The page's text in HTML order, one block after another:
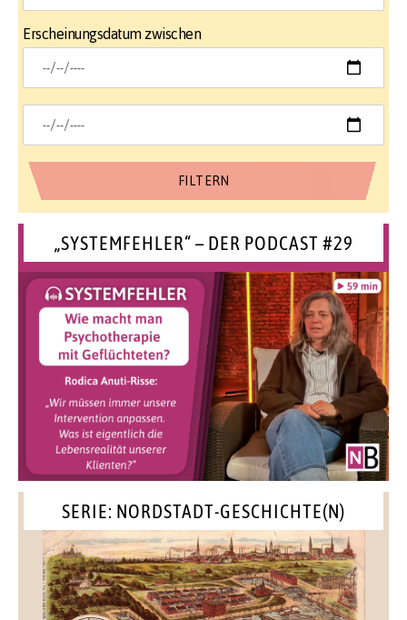
Erscheinungsdatum zwischen
„SYSTEMFEHLER“ – DER PODCAST #29
SERIE: NORDSTADT-GESCHICHTE(N)